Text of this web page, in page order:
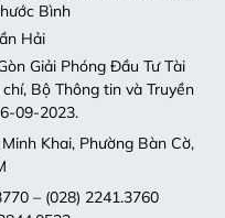
Bình
Hải
Giải Phóng Đầu Tư Tài
Bộ Thông tin và Truyền
09-2023.
Khai, Phường Bàn Cờ,
– (028) 2241.3760